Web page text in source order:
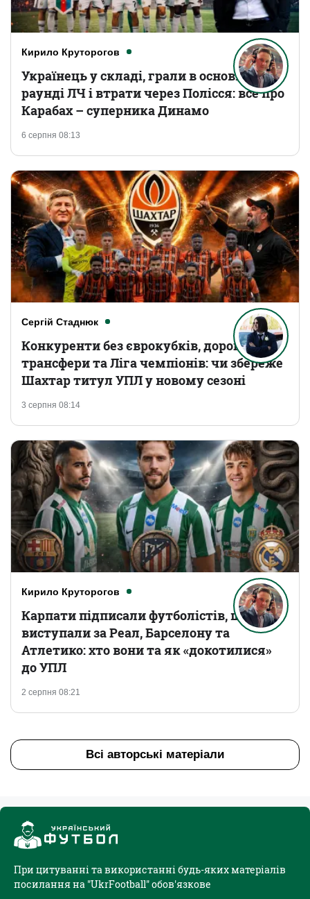
Кирило Круторогов
6 серпня 08:13
Українець у складі, грали в основному
раунді ЛЧ і втрати через Полісся: все про
Карабах – суперника Динамо
Сергій Стаднюк
3 серпня 08:14
Конкуренти без єврокубків, дорогі
трансфери та Ліга чемпіонів: чи збереже
Шахтар титул УПЛ у новому сезоні
Кирило Круторогов
2 серпня 08:21
Карпати підписали футболістів, що
виступали за Реал, Барселону та
Атлетико: хто вони та як «докотилися»
до УПЛ
Всі авторські матеріали
При цитуванні та використанні будь-яких матеріалів
посилання на "UkrFootball" обов'язкове